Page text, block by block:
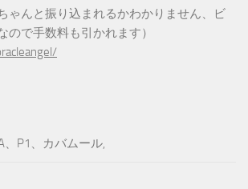
ゃんと振り込まれるかわかりません、ビ
ので手数料も引かれます）
、P1、カバムール,